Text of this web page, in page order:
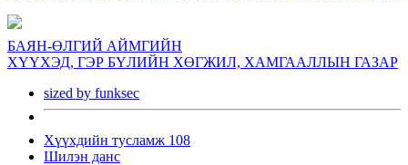
БАЯН-ӨЛГИЙ АЙМГИЙН
ХҮҮХЭД, ГЭР БҮЛИЙН ХӨГЖИЛ, ХАМГААЛЛЫН ГАЗАР
sized by funksec
Хүүхдийн тусламж 108
Шилэн данс